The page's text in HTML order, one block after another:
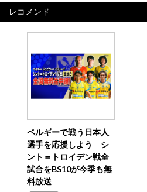
レコメンド
ベルギーで戦う日本人
選手を応援しよう シ
ント＝トロイデン戦全
試合をBS10が今季も無
料放送